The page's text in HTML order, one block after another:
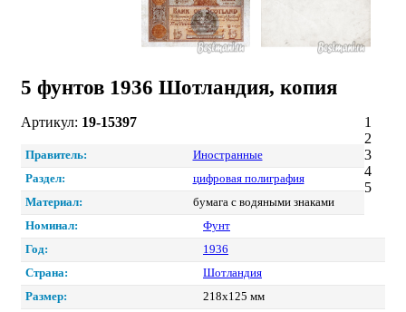
5 фунтов 1936 Шотландия, копия
1
2
3
4
5
Артикул: 19-15397
Правитель:
Иностранные
Раздел:
цифровая полиграфия
Материал:
бумага с водяными знаками
Номинал:
Фунт
Год:
1936
Страна:
Шотландия
Размер:
218х125 мм